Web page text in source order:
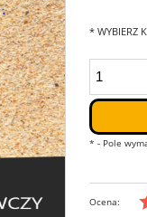
*WYBIERZ
* - Pole
Ocena: